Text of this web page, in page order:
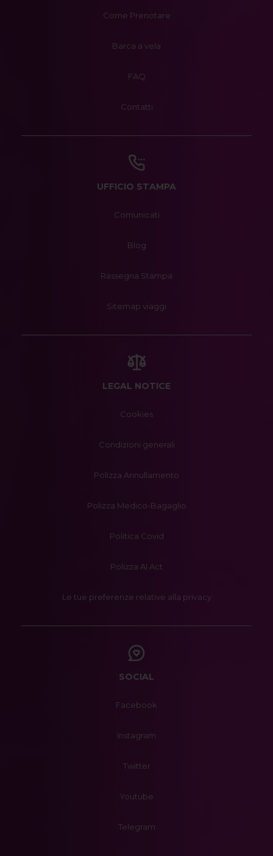
Come Prenotare
Barca a vela
FAQ
Contatti
UFFICIO STAMPA
Comunicati
Blog
Rassegna Stampa
Sitemap viaggi
LEGAL NOTICE
Cookies
Condizioni generali
Polizza Annullamento
Polizza Medico-Bagaglio
Politica Covid
Polizza AI Act
Le tue preferenze relative alla privacy
SOCIAL
Facebook
Instagram
Twitter
Youtube
Telegram